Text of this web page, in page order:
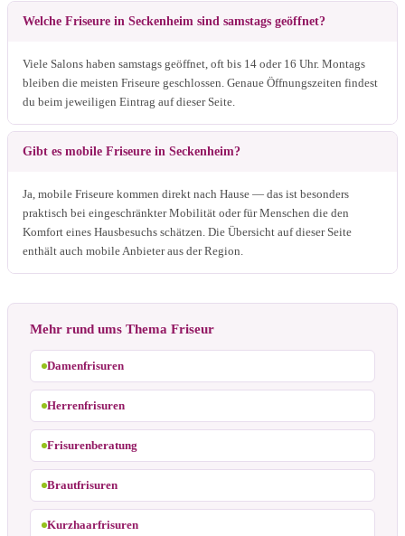
Welche Friseure in Seckenheim sind samstags geöffnet?
Viele Salons haben samstags geöffnet, oft bis 14 oder 16 Uhr. Montags
bleiben die meisten Friseure geschlossen. Genaue Öffnungszeiten findest
du beim jeweiligen Eintrag auf dieser Seite.
Gibt es mobile Friseure in Seckenheim?
Ja, mobile Friseure kommen direkt nach Hause — das ist besonders
praktisch bei eingeschränkter Mobilität oder für Menschen die den
Komfort eines Hausbesuchs schätzen. Die Übersicht auf dieser Seite
enthält auch mobile Anbieter aus der Region.
Mehr rund ums Thema Friseur
Damenfrisuren
Herrenfrisuren
Frisurenberatung
Brautfrisuren
Kurzhaarfrisuren